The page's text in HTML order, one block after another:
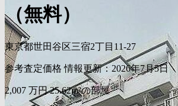
（無料）
東京都世田谷区三宿2丁目11-27
参考査定価格 情報更新：2026年7月5日
2,007 万円 25.62m²の部屋